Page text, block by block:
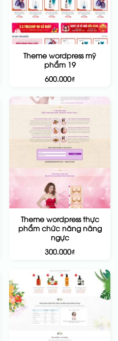
Theme wordpress mỹ
phẩm 19
600.000₫
Theme wordpress thực
phẩm chức năng nâng
ngực
300.000₫